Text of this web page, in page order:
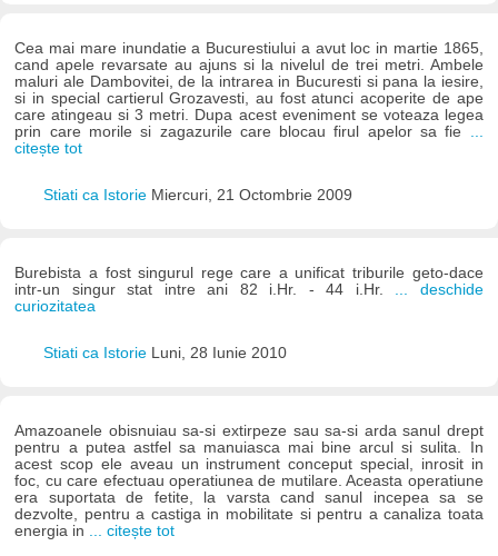
Cea mai mare inundatie a Bucurestiului a avut loc in martie 1865,
cand apele revarsate au ajuns si la nivelul de trei metri. Ambele
maluri ale Dambovitei, de la intrarea in Bucuresti si pana la iesire,
si in special cartierul Grozavesti, au fost atunci acoperite de ape
care atingeau si 3 metri. Dupa acest eveniment se voteaza legea
prin care morile si zagazurile care blocau firul apelor sa fie ...
citește tot
Stiati ca Istorie Miercuri, 21 Octombrie 2009
Burebista a fost singurul rege care a unificat triburile geto-dace
intr-un singur stat intre ani 82 i.Hr. - 44 i.Hr.
... deschide
curiozitatea
Stiati ca Istorie Luni, 28 Iunie 2010
Amazoanele obisnuiau sa-si extirpeze sau sa-si arda sanul drept
pentru a putea astfel sa manuiasca mai bine arcul si sulita. In
acest scop ele aveau un instrument conceput special, inrosit in
foc, cu care efectuau operatiunea de mutilare. Aceasta operatiune
era suportata de fetite, la varsta cand sanul incepea sa se
dezvolte, pentru a castiga in mobilitate si pentru a canaliza toata
energia in
... citește tot